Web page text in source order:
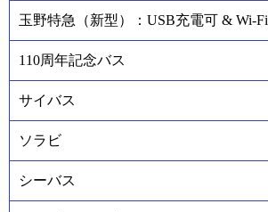
玉野特急（新型）：USB充電可 & Wi-Fi
110周年記念バス
サイバス
ソラビ
シーバス